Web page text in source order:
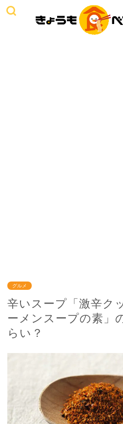
グルメ
辛いスープ「激辛ク
ーメンスープの素」
らい？